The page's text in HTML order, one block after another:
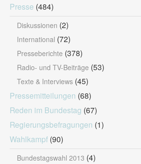
Presse (484)
Diskussionen (2)
International (72)
Presseberichte (378)
Radio- und TV-Beiträge (53)
Texte & Interviews (45)
Pressemitteilungen (68)
Reden im Bundestag (67)
Regierungsbefragungen (1)
Wahlkampf (90)
Bundestagswahl 2013 (4)